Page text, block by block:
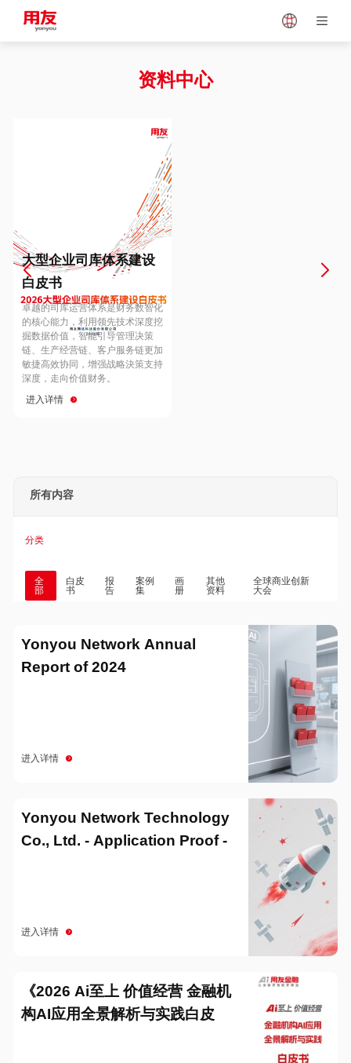
Vietnam
Europe
Hungary
Hong Kong
资料中心
大型企业司库体系建设
白皮书
卓越的司库运营体系是财务数智化
的核心能力，利用领先技术深度挖
掘数据价值，智能引导管理决策
链、生产经营链、客户服务链更加
敏捷高效协同，增强战略決策支持
深度，走向价值财务。
进入详情
所有内容
分类
全
部
白皮
书
报
告
案例
集
画
册
其他
资料
全球商业创新
大会
Yonyou Network Annual
Report of 2024
进入详情
Yonyou Network Technology
Co., Ltd. - Application Proof -
进入详情
《2026 Ai至上 价值经营 金融机
构AI应用全景解析与实践白皮